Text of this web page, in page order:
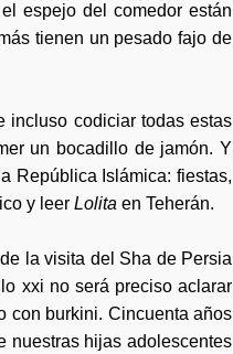
espejo del comedor están
tienen un pesado fajo de
incluso codiciar todas estas
un bocadillo de jamón. Y
República Islámica: fiestas,
y leer Lolita en Teherán.
la visita del Sha de Persia
xxi no será preciso aclarar
con burkini. Cincuenta años
nuestras hijas adolescentes